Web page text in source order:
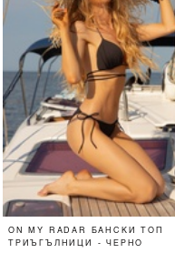
ON MY RADAR БАНСКИ ТОП
ТРИЪГЪЛНИЦИ - ЧЕРНО